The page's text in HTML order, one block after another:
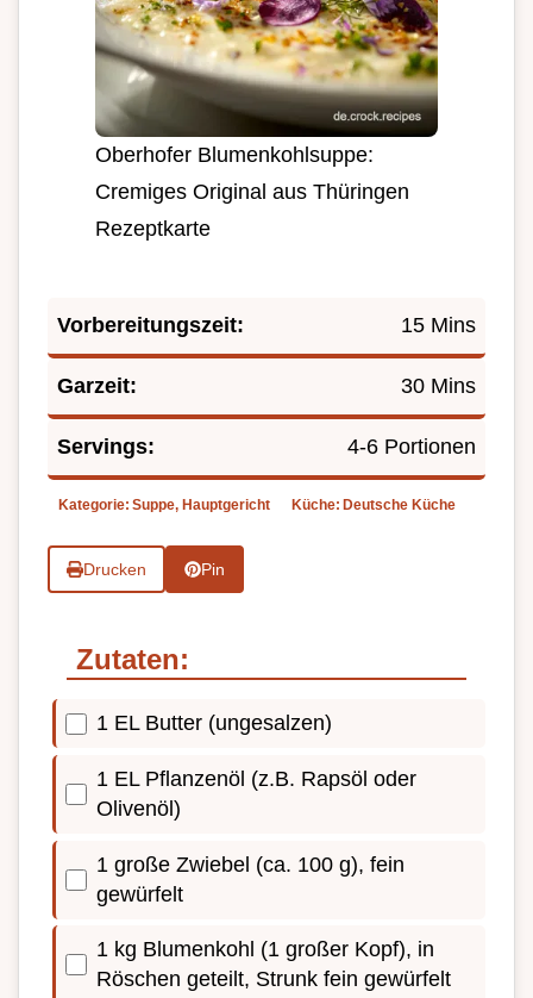
Oberhofer Blumenkohlsuppe:
Cremiges Original aus Thüringen
Rezeptkarte
Vorbereitungszeit: 15 Mins
Garzeit: 30 Mins
Servings: 4-6 Portionen
Kategorie: Suppe, Hauptgericht Küche: Deutsche Küche
Drucken Pin
Zutaten:
1 EL Butter (ungesalzen)
1 EL Pflanzenöl (z.B. Rapsöl oder
Olivenöl)
1 große Zwiebel (ca. 100 g), fein
gewürfelt
1 kg Blumenkohl (1 großer Kopf), in
Röschen geteilt, Strunk fein gewürfelt